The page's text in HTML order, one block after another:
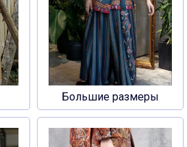
Большие размеры